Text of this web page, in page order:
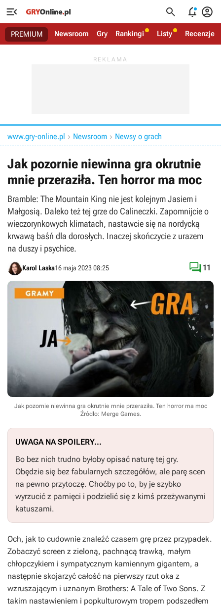
   
PREMIUM Newsroom Gry Rankingi Listy Recenzje
www.gry-online.pl  Newsroom  Newsy o grach
Jak pozornie niewinna gra okrutnie
mnie przeraziła. Ten horror ma moc
Bramble: The Mountain King nie jest kolejnym Jasiem i
Małgosią. Daleko też tej grze do Calineczki. Zapomnijcie o
wieczorynkowych klimatach, nastawcie się na nordycką
krwawą baśń dla dorosłych. Inaczej skończycie z urazem
na duszy i psychice.
Karol Laska16 maja 2023 08:25  11
Jak pozornie niewinna gra okrutnie mnie przeraziła. Ten horror ma moc
Źródło: Merge Games.
UWAGA NA SPOILERY...
Bo bez nich trudno byłoby opisać naturę tej gry.
Obędzie się bez fabularnych szczegółów, ale parę scen
na pewno przytoczę. Choćby po to, by je szybko
wyrzucić z pamięci i podzielić się z kimś przeżywanymi
katuszami.
Och, jak to cudownie znaleźć czasem grę przez przypadek.
Zobaczyć screen z zieloną, pachnącą trawką, małym
chłopczykiem i sympatycznym kamiennym gigantem, a
następnie skojarzyć całość na pierwszy rzut oka z
wzruszającym i uznanym Brothers: A Tale of Two Sons. Z
takim nastawieniem i popkulturowym tropem podszedłem